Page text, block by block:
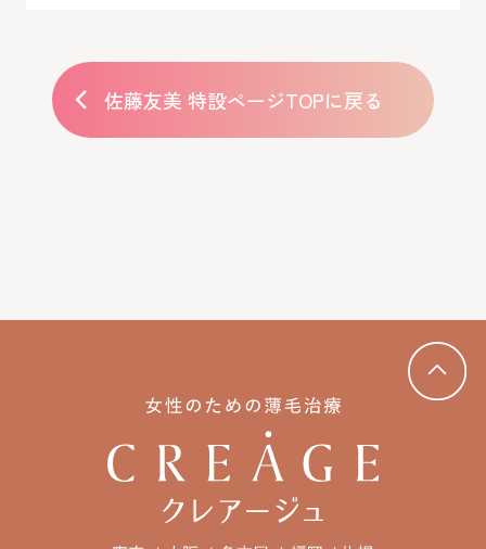
佐藤友美 特設ページTOPに戻る